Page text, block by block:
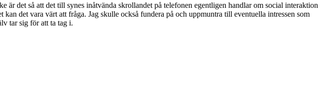
det så att det till synes inåtvända skrollandet på telefonen egentligen handlar om social interaktion
det vara värt att fråga. Jag skulle också fundera på och uppmuntra till eventuella intressen som
tar sig för att ta tag i.